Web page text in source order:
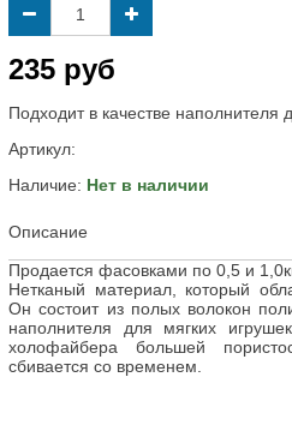
235 руб
Подходит в качестве наполнителя
Артикул:
Наличие: Нет в наличии
Описание
Продается фасовками по 0,5 и
Нетканый материал, который
Он состоит из полых волокон
наполнителя для мягких
холофайбера большей
сбивается со временем.